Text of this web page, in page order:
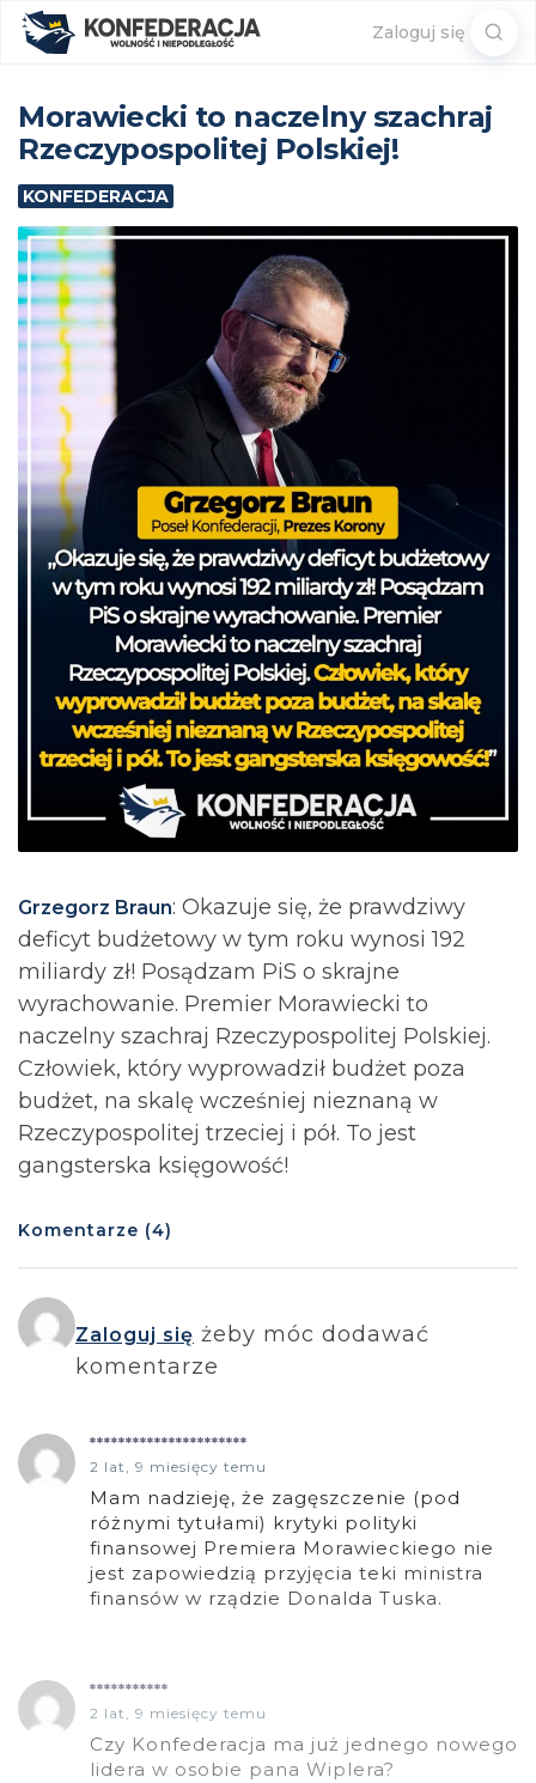
Zaloguj się
Morawiecki to naczelny szachraj
Rzeczypospolitej Polskiej!
KONFEDERACJA
Grzegorz Braun: Okazuje się, że prawdziwy
deficyt budżetowy w tym roku wynosi 192
miliardy zł! Posądzam PiS o skrajne
wyrachowanie. Premier Morawiecki to
naczelny szachraj Rzeczypospolitej Polskiej.
Człowiek, który wyprowadził budżet poza
budżet, na skalę wcześniej nieznaną w
Rzeczypospolitej trzeciej i pół. To jest
gangsterska księgowość!
Komentarze (4)
Zaloguj się żeby móc dodawać
komentarze
**********************
2 lat, 9 miesięcy temu
Mam nadzieję, że zagęszczenie (pod
różnymi tytułami) krytyki polityki
finansowej Premiera Morawieckiego nie
jest zapowiedzią przyjęcia teki ministra
finansów w rządzie Donalda Tuska.
***********
2 lat, 9 miesięcy temu
Czy Konfederacja ma już jednego nowego
lidera w osobie pana Wiplera?